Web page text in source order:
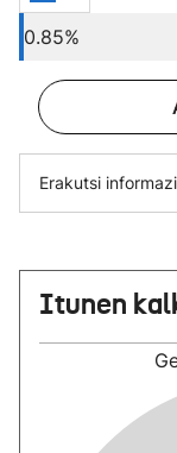
0.85%
Erakutsi
Itunen